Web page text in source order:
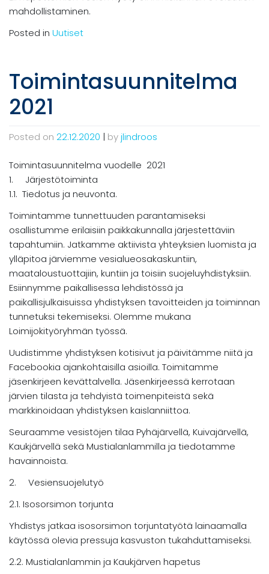
mahdollistaminen.
Posted in Uutiset
Toimintasuunnitelma
2021
Posted on 22.12.2020 | byjlindroos
Toimintasuunnitelma vuodelle 2021
1. Järjestötoiminta
1.1. Tiedotus ja neuvonta.
Toimintamme tunnettuuden parantamiseksi
osallistumme erilaisiin paikkakunnalla järjestettäviin
tapahtumiin. Jatkamme aktiivista yhteyksien luomista ja
ylläpitoa järviemme vesialueosakaskuntiin,
maataloustuottajiin, kuntiin ja toisiin suojeluyhdistyksiin.
Esiinnymme paikallisessa lehdistössä ja
paikallisjulkaisuissa yhdistyksen tavoitteiden ja toiminnan
tunnetuksi tekemiseksi. Olemme mukana
Loimijokityöryhmän työssä.
Uudistimme yhdistyksen kotisivut ja päivitämme niitä ja
Facebookia ajankohtaisilla asioilla. Toimitamme
jäsenkirjeen kevättalvella. Jäsenkirjeessä kerrotaan
järvien tilasta ja tehdyistä toimenpiteistä sekä
markkinoidaan yhdistyksen kaislanniittoa.
Seuraamme vesistöjen tilaa Pyhäjärvellä, Kuivajärvellä,
Kaukjärvellä sekä Mustialanlammilla ja tiedotamme
havainnoista.
2. Vesiensuojelutyö
2.1. Isosorsimon torjunta
Yhdistys jatkaa isosorsimon torjuntatyötä lainaamalla
käytössä olevia pressuja kasvuston tukahduttamiseksi.
2.2. Mustialanlammin ja Kaukjärven hapetus